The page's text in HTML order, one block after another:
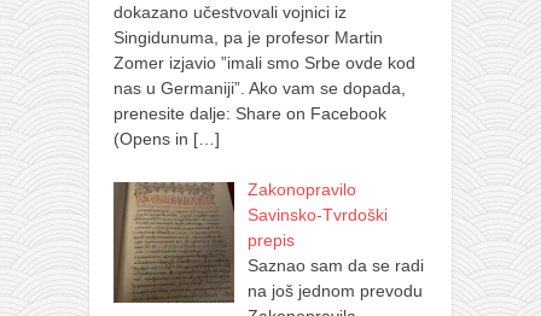
dokazano učestvovali vojnici iz
Singidunuma, pa je profesor Martin
Zomer izjavio ”imali smo Srbe ovde kod
nas u Germaniji”. Ako vam se dopada,
prenesite dalje: Share on Facebook
(Opens in […]
Zakonopravilo
Savinsko-Tvrdoški
prepis
Saznao sam da se radi
na još jednom prevodu